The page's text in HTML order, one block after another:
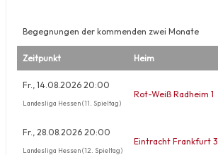
Begegnungen der kommenden zwei Monate
Zeitpunkt Heim
Fr., 14.08.2026 20:00
Landesliga Hessen (11. Spieltag)
Rot-Weiß Radheim 1
Fr., 28.08.2026 20:00
Landesliga Hessen (12. Spieltag)
Eintracht Frankfurt 3